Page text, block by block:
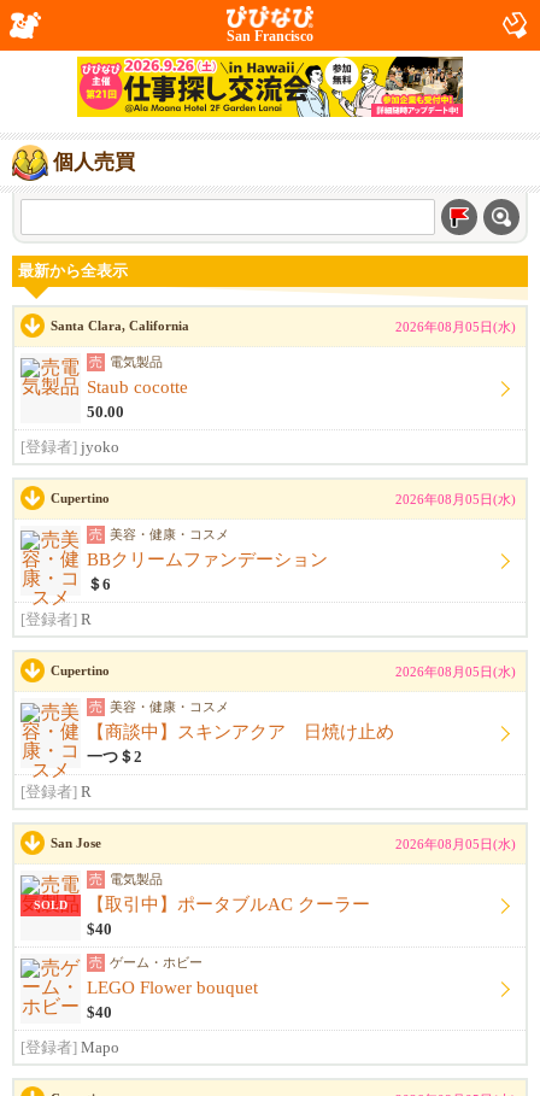
San Francisco
個人売買
最新から全表示
Santa Clara, California 2026年08月05日(水)
売 電気製品
Staub cocotte
50.00
[登録者] jyoko
Cupertino 2026年08月05日(水)
売 美容・健康・コスメ
BBクリームファンデーション
＄6
[登録者] R
Cupertino 2026年08月05日(水)
売 美容・健康・コスメ
【商談中】スキンアクア 日焼け止め
一つ＄2
[登録者] R
San Jose 2026年08月05日(水)
SOLD
売 電気製品
【取引中】ポータブルAC クーラー
$40
売 ゲーム・ホビー
LEGO Flower bouquet
$40
[登録者] Mapo